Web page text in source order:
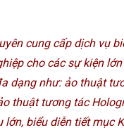
cung cấp dịch vụ
cho các sự kiện
dạng như: ảo thuật
thuật tương tác
lớn, biểu diễn tiết mục